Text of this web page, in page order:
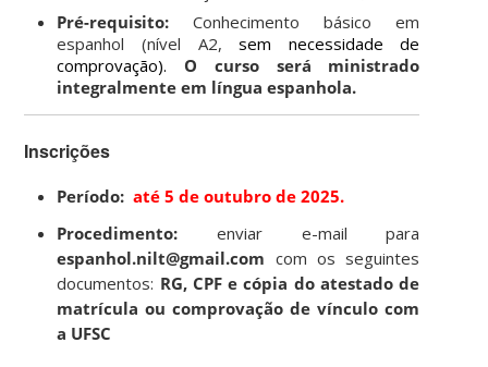
Pré-requisito: Conhecimento básico em
espanhol (nível A2,sem necessidade de
comprovação).
O curso será ministrado
integralmente em língua espanhola.
Inscrições
Período: até 5 de outubro de 2025.
Procedimento: enviar e-mail para
espanhol.nilt@gmail.com com os seguintes
documentos: RG, CPF e cópia do atestado de
matrícula ou comprovação de vínculo com
a UFSC